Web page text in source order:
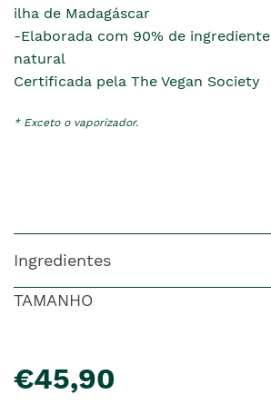
ilha de Madagáscar
-Elaborada com 90% de
natural
Certificada pela The Vegan Society
* Exceto o vaporizador.
Ingredientes
TAMANHO
€45,90